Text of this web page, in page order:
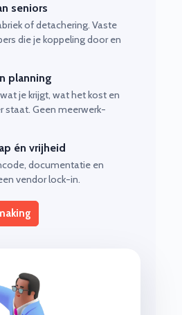
seniors
of detachering. Vaste
die je koppeling door en
planning
je krijgt, wat het kost en
staat. Geen meerwerk-
én vrijheid
documentatie en
vendor lock-in.